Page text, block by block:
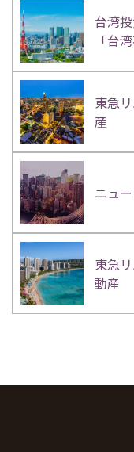
台湾
「台
東急
産
ニュ
東急
動産